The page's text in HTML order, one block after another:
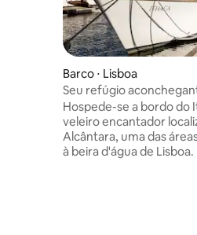
Barco ⋅ Lisboa
Seu refúgio
Hospede-se a bordo do
veleiro encantador
Alcântara, uma das
à beira d'água de Lisboa.